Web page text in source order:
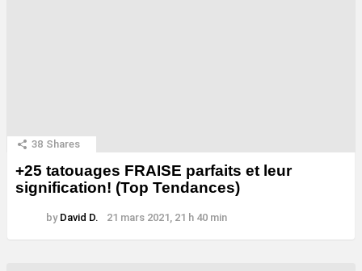
38 Shares
+25 tatouages ​​FRAISE parfaits et leur
signification! (Top Tendances)
by David D. 21 mars 2021, 21 h 40 min